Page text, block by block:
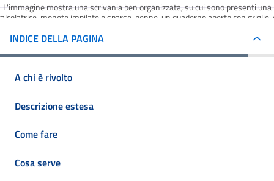
L'immagine mostra una scrivania ben organizzata, su cui sono presenti una
monete impilate e sparse, penne, un quaderno aperto con griglie,
INDICE DELLA PAGINA
A chi è rivolto
Descrizione estesa
Come fare
Cosa serve